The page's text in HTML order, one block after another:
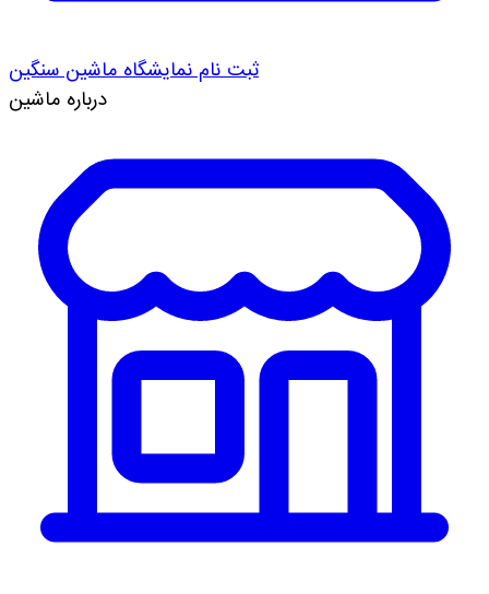
ثبت نام نمایشگاه ماشین سنگین
درباره ماشین